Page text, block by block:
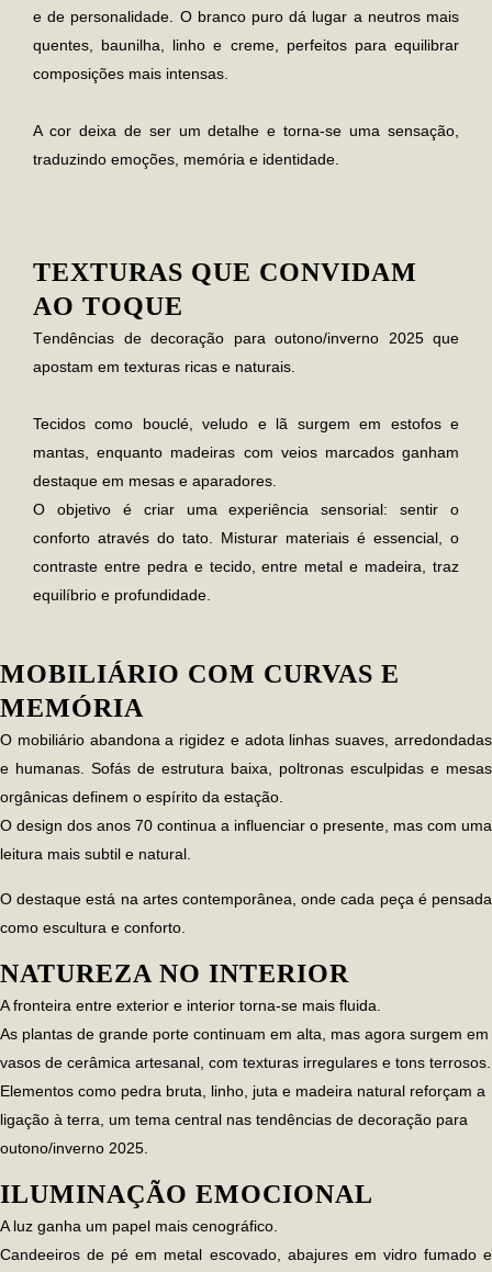
e de personalidade. O branco puro dá lugar a neutros mais
quentes, baunilha, linho e creme, perfeitos para equilibrar
composições mais intensas.
A cor deixa de ser um detalhe e torna-se uma sensação,
traduzindo emoções, memória e identidade.
TEXTURAS QUE CONVIDAM
AO TOQUE
Tendências de decoração para outono/inverno 2025 que
apostam em texturas ricas e naturais.
Tecidos como bouclé, veludo e lã surgem em estofos e
mantas, enquanto madeiras com veios marcados ganham
destaque em mesas e aparadores.
O objetivo é criar uma experiência sensorial: sentir o
conforto através do tato. Misturar materiais é essencial, o
contraste entre pedra e tecido, entre metal e madeira, traz
equilíbrio e profundidade.
MOBILIÁRIO COM CURVAS E
MEMÓRIA
O mobiliário abandona a rigidez e adota linhas suaves, arredondadas
e humanas. Sofás de estrutura baixa, poltronas esculpidas e mesas
orgânicas definem o espírito da estação.
O design dos anos 70 continua a influenciar o presente, mas com uma
leitura mais subtil e natural.
O destaque está na artes contemporânea , onde cada peça é pensada
como escultura e conforto.
NATUREZA NO INTERIOR
A fronteira entre exterior e interior torna-se mais fluida.
As plantas de grande porte continuam em alta, mas agora surgem em
vasos de cerâmica artesanal, com texturas irregulares e tons terrosos.
Elementos como pedra bruta, linho, juta e madeira natural reforçam a
ligação à terra, um tema central nas tendências de decoração para
outono/inverno 2025
ILUMINAÇÃO EMOCIONAL
A luz ganha um papel mais cenográfico.
Candeeiros de pé em metal escovado, abajures em vidro fumado e